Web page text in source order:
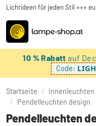
Lichtideen für jeden Stil +++
10 % Rabattauf
Code:
Startseite / Innenleuchten
/ Pendelleuchten design
Pendelleuchten